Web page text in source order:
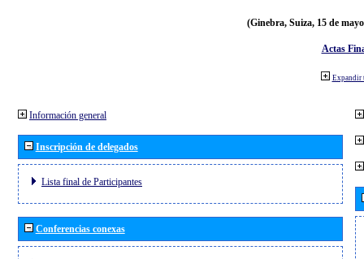
(Ginebra, Suiza, 15 de
Actas
Expandir
Información general
Inscripción de delegados
Lista final de Participantes
Conferencias conexas